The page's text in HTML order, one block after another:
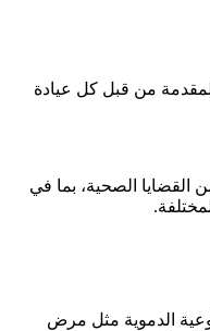
من قبل كل عيادة
الصحية، بما في
الدموية مثل مرض